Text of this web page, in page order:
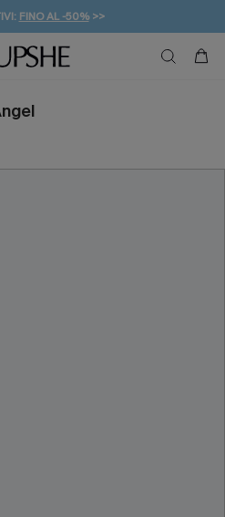
FINO AL -50%>>
GRATUITA DA 49€
20% DI SCONTO*